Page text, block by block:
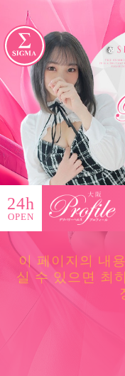
24h
OPEN
이 페이지의 내
실 수 있으면 최